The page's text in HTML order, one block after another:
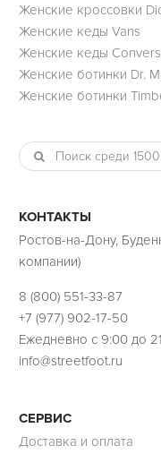
Женские кроссовки
Женские кеды Vans
Женские кеды
Женские ботинки Dr.
Женские ботинки
КОНТАКТЫ
Ростов-на-Дону,
компании)
8 (800) 551-33-87
+7 (977) 902-17-50
Ежедневно с 9:00 до
info@streetfoot.ru
СЕРВИС
Доставка и оплата